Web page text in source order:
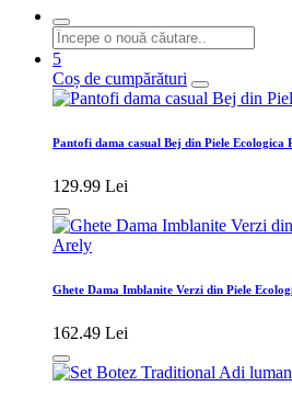
5
Coș de cumpărături
Pantofi dama casual Bej din Piele Ecologica
129.99 Lei
Ghete Dama Imblanite Verzi din Piele
162.49 Lei